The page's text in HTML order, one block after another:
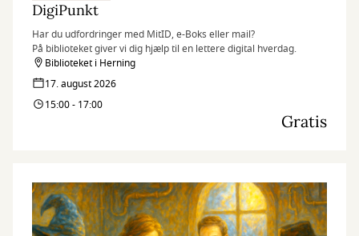
DigiPunkt
Har du udfordringer med MitID, e-Boks eller mail?
På biblioteket giver vi dig hjælp til en lettere digital hverdag.
Biblioteket i Herning
17. august 2026
15:00 - 17:00
Gratis